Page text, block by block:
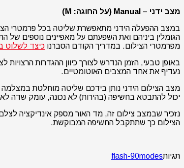
מצב ידני – Manual (על החוגה: M)
במצב ההפעלה הידני מתאפשרת שליטה בכל פרמטרי
הגומלין ביניהם ואת השפעתם על מאפיינים נוספים
מפרמטרי הצילום. במדריך הקודם הסברנו כיצד לשלוט
באופן טבעי, הזמן הנדרש לצורך כיוון ההגדרות
נעדיף את אחד המצבים האוטומטיים.
מצב הצילום הידני נותן בידכם שליטה מוחלטת במצלמה
יכול להתבטא בחשיפה (בהירות) לא נכונה, עומק שדה לא
נזכיר שבמצב צילום זה, מד האור מספק אינדיקציה
הצילום כך שתתקבל החשיפה המבוקשת.
תגיות flash-90modes